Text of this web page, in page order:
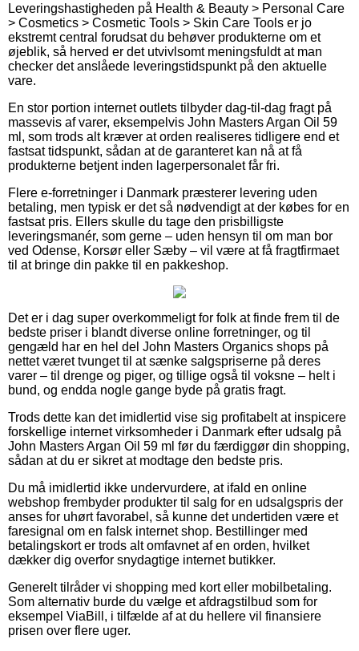
Leveringshastigheden på Health & Beauty > Personal Care
> Cosmetics > Cosmetic Tools > Skin Care Tools er jo
ekstremt central forudsat du behøver produkterne om et
øjeblik, så herved er det utvivlsomt meningsfuldt at man
checker det anslåede leveringstidspunkt på den aktuelle
vare.
En stor portion internet outlets tilbyder dag-til-dag fragt på
massevis af varer, eksempelvis John Masters Argan Oil 59
ml, som trods alt kræver at orden realiseres tidligere end et
fastsat tidspunkt, sådan at de garanteret kan nå at få
produkterne betjent inden lagerpersonalet får fri.
Flere e-forretninger i Danmark præsterer levering uden
betaling, men typisk er det så nødvendigt at der købes for en
fastsat pris. Ellers skulle du tage den prisbilligste
leveringsmanér, som gerne – uden hensyn til om man bor
ved Odense, Korsør eller Sæby – vil være at få fragtfirmaet
til at bringe din pakke til en pakkeshop.
Det er i dag super overkommeligt for folk at finde frem til de
bedste priser i blandt diverse online forretninger, og til
gengæld har en hel del John Masters Organics shops på
nettet været tvunget til at sænke salgspriserne på deres
varer – til drenge og piger, og tillige også til voksne – helt i
bund, og endda nogle gange byde på gratis fragt.
Trods dette kan det imidlertid vise sig profitabelt at inspicere
forskellige internet virksomheder i Danmark efter udsalg på
John Masters Argan Oil 59 ml før du færdiggør din shopping,
sådan at du er sikret at modtage den bedste pris.
Du må imidlertid ikke undervurdere, at ifald en online
webshop frembyder produkter til salg for en udsalgspris der
anses for uhørt favorabel, så kunne det undertiden være et
faresignal om en falsk internet shop. Bestillinger med
betalingskort er trods alt omfavnet af en orden, hvilket
dækker dig overfor snydagtige internet butikker.
Generelt tilråder vi shopping med kort eller mobilbetaling.
Som alternativ burde du vælge et afdragstilbud som for
eksempel ViaBill, i tilfælde af at du hellere vil finansiere
prisen over flere uger.